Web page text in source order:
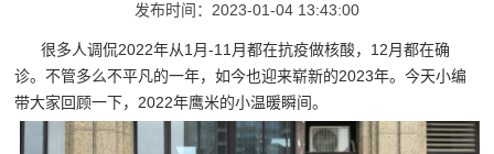
发布时间：2023-01-04 13:43:00
很多人调侃2022年从1月-11月都在抗疫做核酸，12月都在确
诊。不管多么不平凡的一年，如今也迎来崭新的2023年。今天小编
带大家回顾一下，2022年鹰米的小温暖瞬间。